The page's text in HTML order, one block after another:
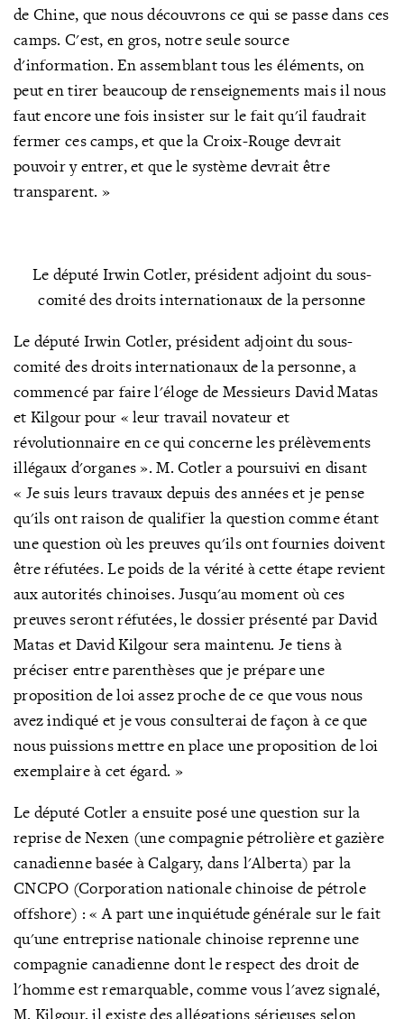
de Chine, que nous découvrons ce qui se passe dans ces
camps. C'est, en gros, notre seule source
d'information. En assemblant tous les éléments, on
peut en tirer beaucoup de renseignements mais il nous
faut encore une fois insister sur le fait qu'il faudrait
fermer ces camps, et que la Croix-Rouge devrait
pouvoir y entrer, et que le système devrait être
transparent. »
Le député Irwin Cotler, président adjoint du sous-
comité des droits internationaux de la personne
Le député Irwin Cotler, président adjoint du sous-
comité des droits internationaux de la personne, a
commencé par faire l'éloge de Messieurs David Matas
et Kilgour pour « leur travail novateur et
révolutionnaire en ce qui concerne les prélèvements
illégaux d'organes ». M. Cotler a poursuivi en disant
« Je suis leurs travaux depuis des années et je pense
qu'ils ont raison de qualifier la question comme étant
une question où les preuves qu'ils ont fournies doivent
être réfutées. Le poids de la vérité à cette étape revient
aux autorités chinoises. Jusqu'au moment où ces
preuves seront réfutées, le dossier présenté par David
Matas et David Kilgour sera maintenu. Je tiens à
préciser entre parenthèses que je prépare une
proposition de loi assez proche de ce que vous nous
avez indiqué et je vous consulterai de façon à ce que
nous puissions mettre en place une proposition de loi
exemplaire à cet égard. »
Le député Cotler a ensuite posé une question sur la
reprise de Nexen (une compagnie pétrolière et gazière
canadienne basée à Calgary, dans l'Alberta) par la
CNCPO (Corporation nationale chinoise de pétrole
offshore) : « A part une inquiétude générale sur le fait
qu'une entreprise nationale chinoise reprenne une
compagnie canadienne dont le respect des droit de
l'homme est remarquable, comme vous l'avez signalé,
M. Kilgour, il existe des allégations sérieuses selon